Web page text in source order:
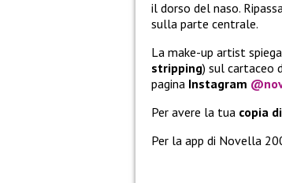
il dorso del naso.
sulla parte centrale.
La make-up artist
stripping) sul cartaceo
pagina Instagram
Per avere la tua copia
Per la app di Novella